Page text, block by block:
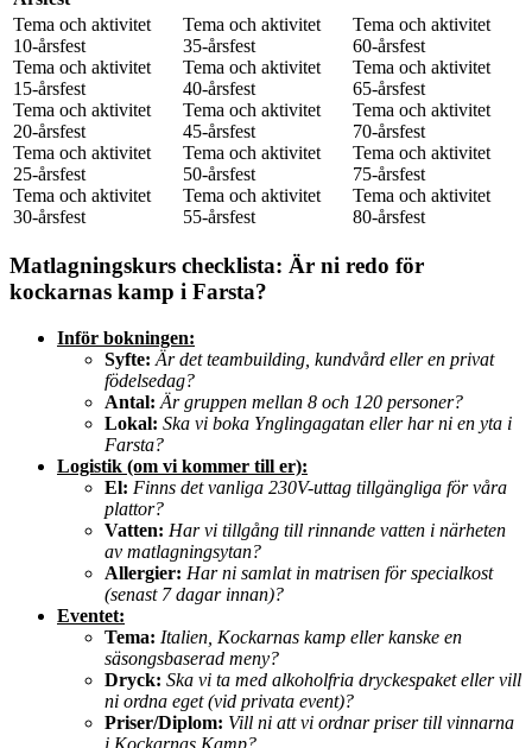
Tema och aktivitet
10-årsfest
Tema och aktivitet
15-årsfest
Tema och aktivitet
20-årsfest
Tema och aktivitet
25-årsfest
Tema och aktivitet
30-årsfest
Tema och aktivitet
35-årsfest
Tema och aktivitet
40-årsfest
Tema och aktivitet
45-årsfest
Tema och aktivitet
50-årsfest
Tema och aktivitet
55-årsfest
Tema och aktivitet
60-årsfest
Tema och aktivitet
65-årsfest
Tema och aktivitet
70-årsfest
Tema och aktivitet
75-årsfest
Tema och aktivitet
80-årsfest
Matlagningskurs checklista: Är ni redo för
kockarnas kamp i Farsta?
Inför bokningen:
Syfte: Är det teambuilding, kundvård eller en privat
födelsedag?
Antal: Är gruppen mellan 8 och 120 personer?
Lokal: Ska vi boka Ynglingagatan eller har ni en yta i
Farsta?
Logistik (om vi kommer till er):
El: Finns det vanliga 230V-uttag tillgängliga för våra
plattor?
Vatten: Har vi tillgång till rinnande vatten i närheten
av matlagningsytan?
Allergier: Har ni samlat in matrisen för specialkost
(senast 7 dagar innan)?
Eventet:
Tema: Italien, Kockarnas kamp eller kanske en
säsongsbaserad meny?
Dryck: Ska vi ta med alkoholfria dryckespaket eller vill
ni ordna eget (vid privata event)?
Priser/Diplom: Vill ni att vi ordnar priser till vinnarna